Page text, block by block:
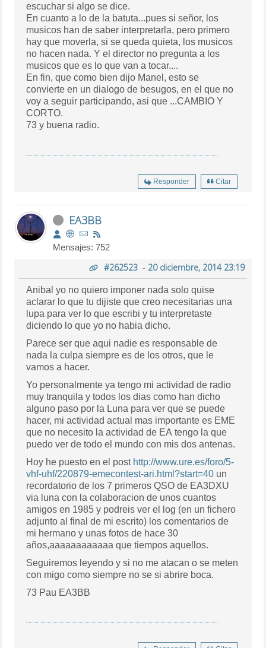
escuchar si algo se dice.
En cuanto a lo de la batuta...pues si señor, los
musicos han de saber interpretarla, pero primero
hay que moverla, si se queda quieta, los musicos
no hacen nada. Y el director no pregunta a los
musicos que es lo que van a tocar....
En fin, que como bien dijo Manel, esto se
convierte en un dialogo de besugos, en el que no
voy a seguir participando, asi que ...CAMBIO Y
CORTO.
73 y buena radio.
Responder Citar
EA3BB
Mensajes: 752
#262523- 20 diciembre, 2014 23:19
Anibal yo no quiero imponer nada solo quise
aclarar lo que tu dijiste que creo necesitarias una
lupa para ver lo que escribi y tu interpretaste
diciendo lo que yo no habia dicho.
Parece ser que aqui nadie es responsable de
nada la culpa siempre es de los otros, que le
vamos a hacer.
Yo personalmente ya tengo mi actividad de radio
muy tranquila y todos los dias como han dicho
alguno paso por la Luna para ver que se puede
hacer, mi actividad actual mas importante es EME
que no necesito la actividad de EA tengo la que
puedo ver de todo el mundo con mis dos antenas.
Hoy he puesto en el post http://www.ure.es/foro/5-
vhf-uhf/220879-emecontest-ari.html?start=40
recordatorio de los 7 primeros QSO de EA3DXU
via luna con la colaboracion de unos cuantos
amigos en 1985 y podreis ver el log (en un fichero
adjunto al final de mi escrito) los comentarios de
mi hermano y unas fotos de hace 30
años,aaaaaaaaaaaa que tiempos aquellos.
Seguiremos leyendo y si no me atacan o se meten
con migo como siempre no se si abrire boca.
73 Pau EA3BB